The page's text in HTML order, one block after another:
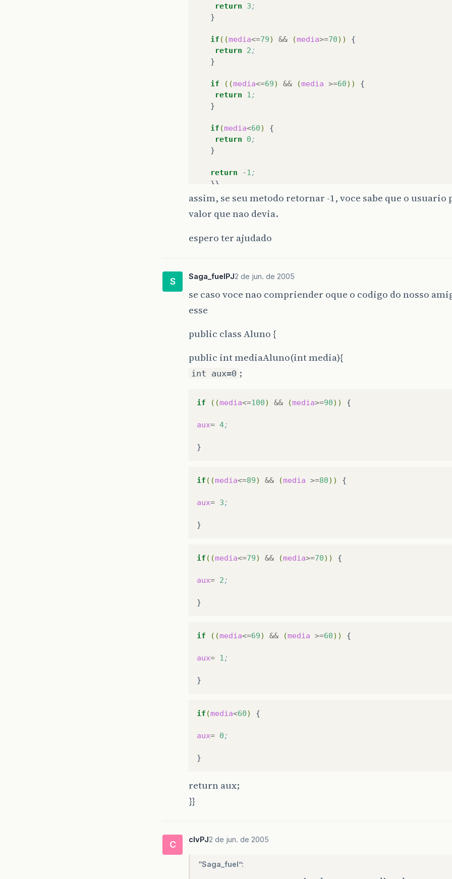
return
3;
if ((media<=79) && (media>=70))
return
2;
if ((media<=69) && (media >=60))
return
1 ;
if (media<60)
return
0;
}
return -1 ;
assim, se seu metodo retornar -1, voce sabe que o usuario
valor que nao devia.
espero ter ajudado
S Saga_fuelPJ2 de jun. de 2005
se caso voce nao compriender oque o codigo do nosso
esse
public class Aluno {
public int mediaAluno(int media){
int aux=0 ;
if ((media<=100) && (media>=90)) {
aux= 4;
if ((media<=89) && (media >=80)) {
aux= 3;
if ((media<=79) && (media>=70)) {
aux= 2;
if ((media<=69) && (media >=60)) {
aux= 1 ;
if (media<60) {
aux= 0;
return aux;
}}
C clvPJ2 de jun. de 2005
“Saga_fuel”: